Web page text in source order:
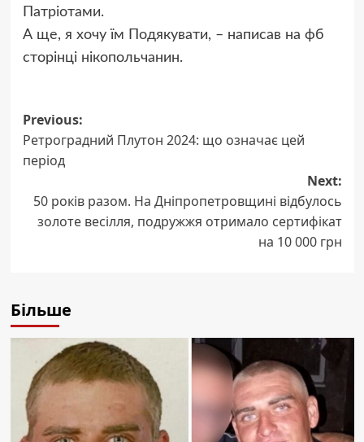
Патріотами.
А ще, я хочу їм Подякувати, – написав на фб
сторінці нікопольчанин.
Post
navigation
Previous:
Ретроградний Плутон 2024: що означає цей
період
Next:
50 років разом. На Дніпропетровщині відбулось
золоте весілля, подружжя отримало сертифікат
на 10 000 грн
Більше